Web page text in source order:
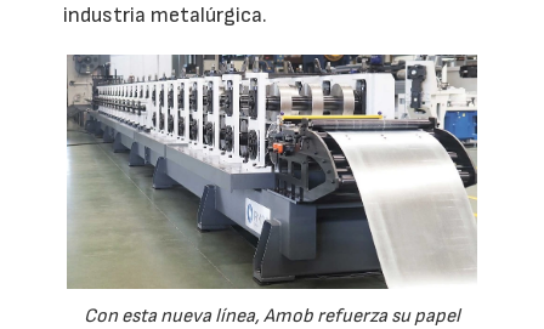
industria metalúrgica.
Con esta nueva línea, Amob refuerza su papel